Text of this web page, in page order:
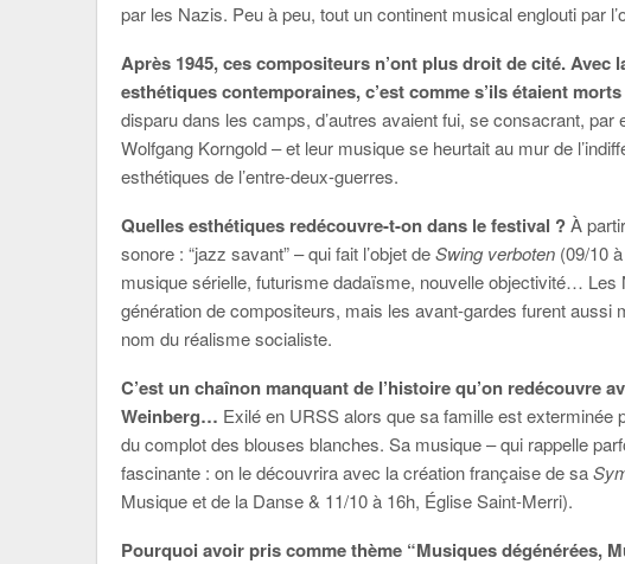
par les Nazis. Peu à peu, tout un continent musical englouti par
Après 1945, ces compositeurs n’ont plus droit de cité. Avec
esthétiques contemporaines, c’est comme s’ils étaient
disparu dans les camps, d’autres avaient fui, se consacrant,
Wolfgang Korngold – et leur musique se heurtait au mur de
esthétiques de l’entre-deux-guerres.
Quelles esthétiques redécouvre-t-on dans le festival ?À
sonore : “jazz savant” – qui fait l’objet deSwing verboten (09/10
musique sérielle, futurisme dadaïsme, nouvelle objectivité…
génération de compositeurs, mais les avant-gardes furent aussi
nom du réalisme socialiste.
C’est un chaînon manquant de l’histoire qu’on redécouvre
Weinberg… Exilé en URSS alors que sa famille est exterminée
du complot des blouses blanches. Sa musique – qui rappelle
fascinante : on le découvrira avec la création française de sa
Musique et de la Danse & 11/10 à 16h, Église Saint-Merri).
Pourquoi avoir pris comme thème “Musiques dégénérées,